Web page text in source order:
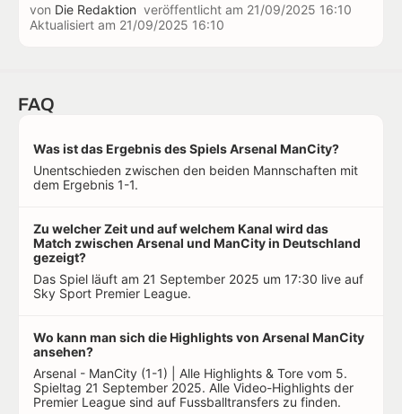
von Die Redaktion veröffentlicht am 21/09/2025 16:10
Aktualisiert am 21/09/2025 16:10
FAQ
Was ist das Ergebnis des Spiels Arsenal ManCity?
Unentschieden zwischen den beiden Mannschaften mit
dem Ergebnis 1-1.
Zu welcher Zeit und auf welchem Kanal wird das
Match zwischen Arsenal und ManCity in Deutschland
gezeigt?
Das Spiel läuft am 21 September 2025 um 17:30 live auf
Sky Sport Premier League.
Wo kann man sich die Highlights von Arsenal ManCity
ansehen?
Arsenal - ManCity (1-1) | Alle Highlights & Tore vom 5.
Spieltag 21 September 2025. Alle Video-Highlights der
Premier League sind auf Fussballtransfers zu finden.